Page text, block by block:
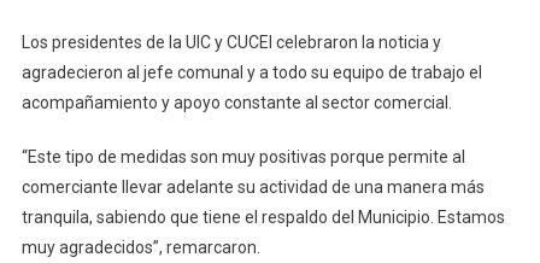
Los presidentes de la UIC y CUCEI celebraron la noticia y
agradecieron al jefe comunal y a todo su equipo de trabajo el
acompañamiento y apoyo constante al sector comercial.
“Este tipo de medidas son muy positivas porque permite al
comerciante llevar adelante su actividad de una manera más
tranquila, sabiendo que tiene el respaldo del Municipio. Estamos
muy agradecidos”, remarcaron.